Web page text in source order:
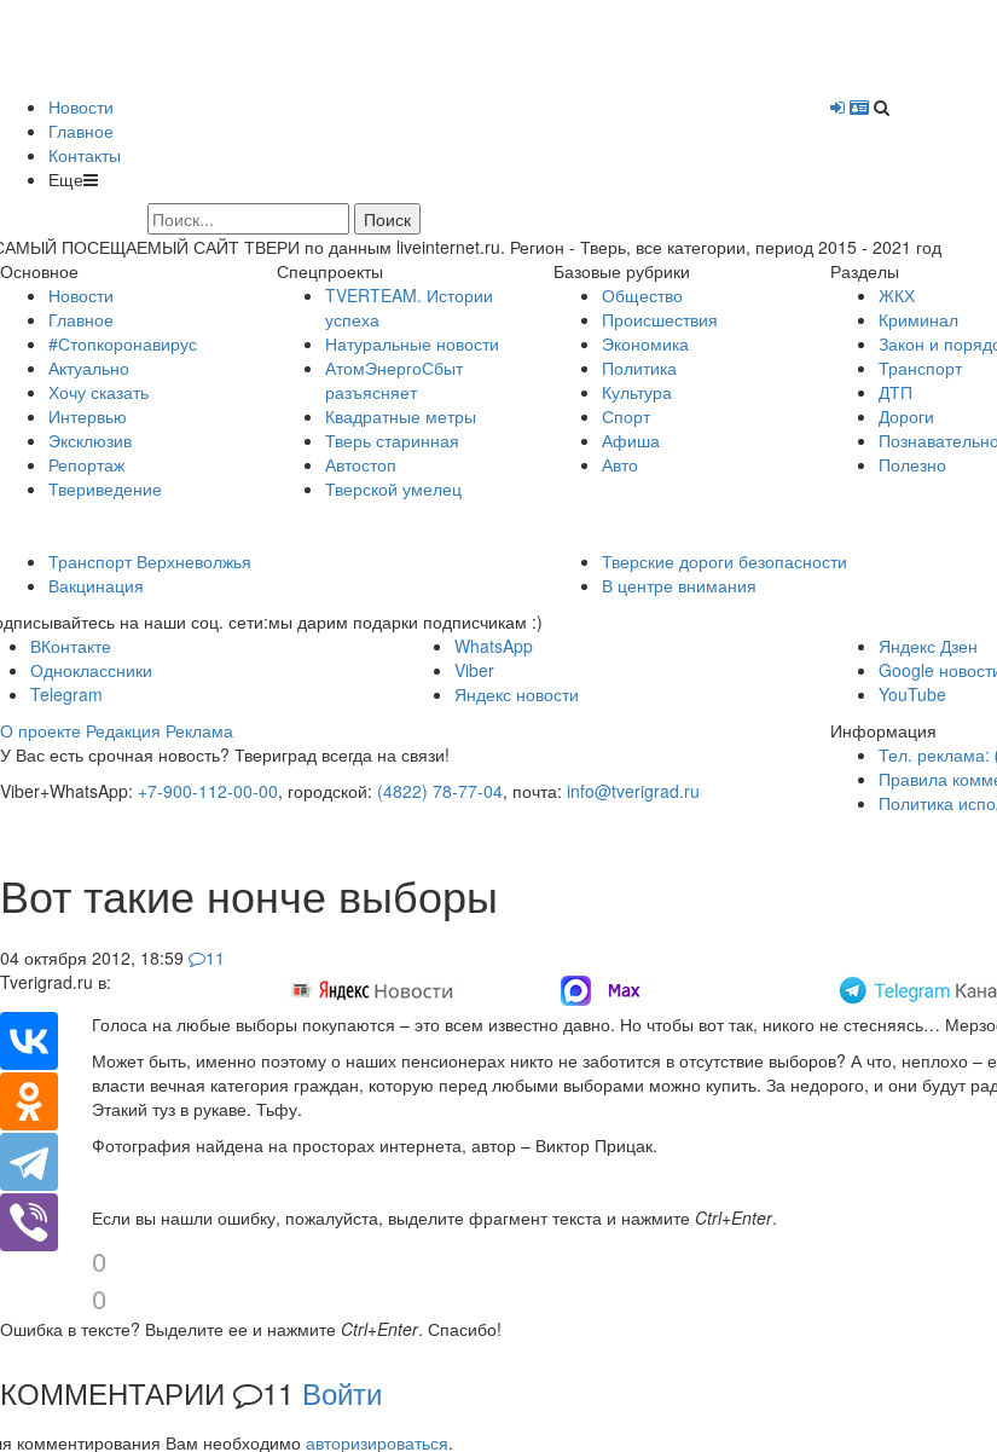
Новости
Главное
Контакты
Еще
ПОСЕЩАЕМЫЙ САЙТ ТВЕРИ по данным liveinternet.ru. Регион - Тверь, все категории, период 2015 - 2021 год
Основное
Новости
Главное
#Стопкоронавирус
Актуально
Хочу сказать
Интервью
Эксклюзив
Репортаж
Твериведение
Спецпроекты
TVERTEAM. Истории
успеха
Натуральные новости
АтомЭнергоСбыт
разъясняет
Квадратные метры
Тверь старинная
Автостоп
Тверской умелец
Базовые рубрики
Общество
Происшествия
Экономика
Политика
Культура
Спорт
Афиша
Авто
Разделы
ЖКХ
Криминал
Закон и
Транспорт
ДТП
Дороги
Полезно
Транспорт Верхневолжья
Вакцинация
Тверские дороги безопасности
В центре внимания
на наши соц. сети:мы дарим подарки подписчикам :)
ВКонтакте
Одноклассники
Telegram
WhatsApp
Viber
Яндекс новости
Яндекс Дзен
Google
YouTube
О проекте Редакция Реклама
У Вас есть срочная новость? Твериград всегда на связи!
Viber+WhatsApp: +7-900-112-00-00, городской: (4822) 78-77-04, почта: info@tverigrad.ru
Информация
Тел. реклама:
Правила
Политика
Вот такие нонче выборы
04 октября 2012, 18:59
11
Tverigrad.ru в:
Голоса на любые выборы покупаются – это всем известно давно. Но чтобы вот так, никого не стесняясь…
Может быть, именно поэтому о наших пенсионерах никто не заботится в отсутствие выборов? А что, неплохо –
власти вечная категория граждан, которую перед любыми выборами можно купить. За недорого, и они будут
Этакий туз в рукаве. Тьфу.
Фотография найдена на просторах интернета, автор – Виктор Прицак.
Если вы нашли ошибку, пожалуйста, выделите фрагмент текста и нажмите Ctrl+Enter.
0
0
Ошибка в тексте? Выделите ее и нажмите Ctrl+Enter. Спасибо!
КОММЕНТАРИИ 11 Войти
комментирования Вам необходимо авторизироваться.